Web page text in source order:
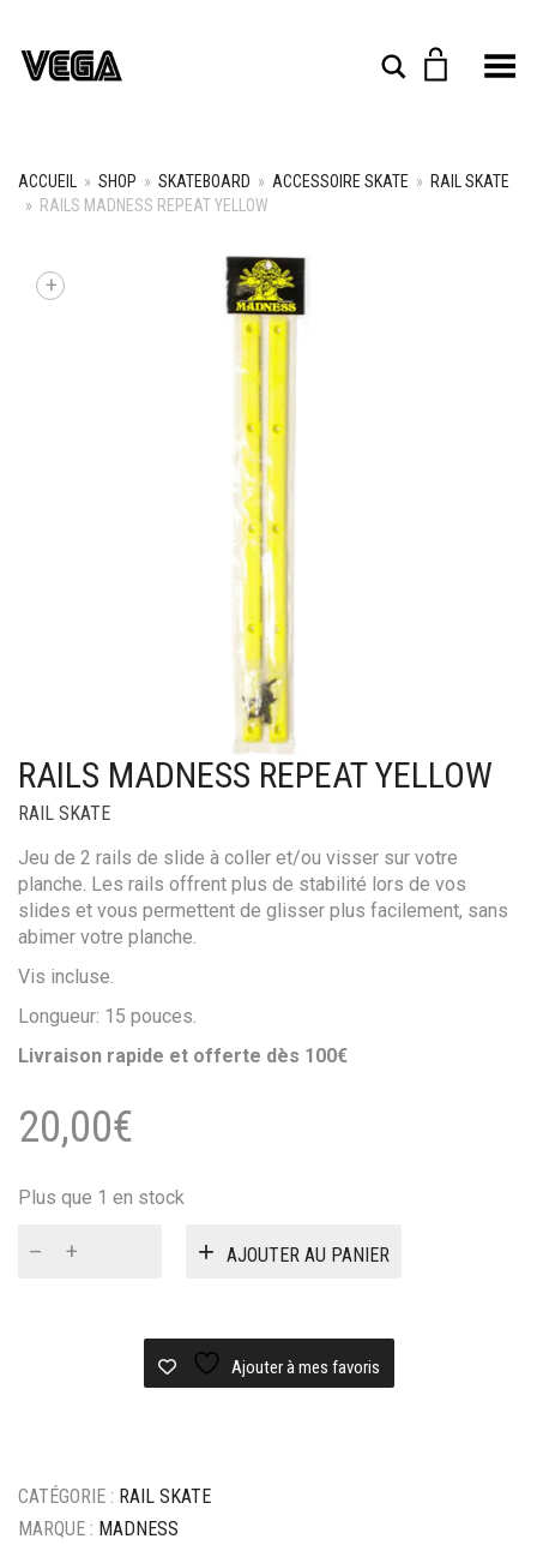
Rechercher
Toggle Menu
ACCUEIL » SHOP » SKATEBOARD » ACCESSOIRE SKATE » RAIL SKATE
» RAILS MADNESS REPEAT YELLOW
+
RAILS MADNESS REPEAT YELLOW
RAIL SKATE
Jeu de 2 rails de slide à coller et/ou visser sur votre
planche. Les rails offrent plus de stabilité lors de vos
slides et vous permettent de glisser plus facilement, sans
abimer votre planche.
Vis incluse.
Longueur: 15 pouces.
Livraison rapide et offerte dès 100€
20,00€
Plus que 1 en stock
AJOUTER AU PANIER
Ajouter à mes favoris
CATÉGORIE : RAIL SKATE
MARQUE : MADNESS